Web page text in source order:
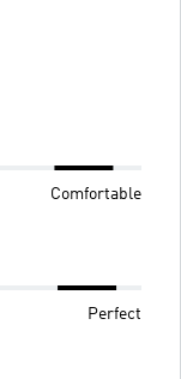
Comfortable
Perfect